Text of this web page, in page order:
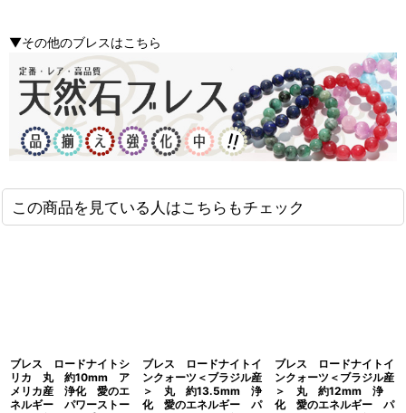
▼その他のブレスはこちら
この商品を見ている人はこちらもチェック
ブレス ロードナイトシ
リカ 丸 約10mm ア
メリカ産 浄化 愛のエ
ネルギー パワーストー
ブレス ロードナイトイ
ンクォーツ＜ブラジル産
＞ 丸 約13.5mm 浄
化 愛のエネルギー パ
ブレス ロードナイトイ
ンクォーツ＜ブラジル産
＞ 丸 約12mm 浄
化 愛のエネルギー パ